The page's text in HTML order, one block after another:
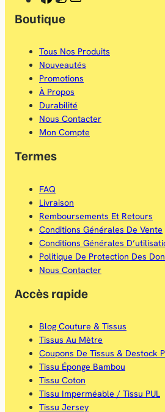
a
e
b
o
o
k
t
a
g
r
a
a
i
Boutique
Tous Nos Produits
Nouveautés
Promotions
À Propos
Durabilité
Nous Contacter
Mon Compte
Termes
FAQ
Livraison
Remboursements Et Retours
Conditions Générales De Vente
Conditions Générales
Politique De Protection Des
Nous Contacter
Accès rapide
Blog Couture & Tissus
Tissus Au Mètre
Coupons De Tissus & Destock
Tissu Éponge Bambou
Tissu Coton
Tissu Imperméable / Tissu PUL
Tissu Jersey